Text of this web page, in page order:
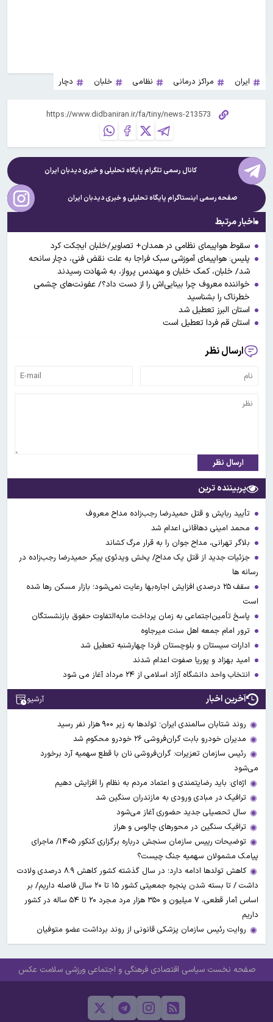
ایران مراکز درمانی نظامی خلبان دچار
کانال رسمی تلگرام پایگاه تحلیلی و خبریدیدبان ایران
صفحه رسمی اینستاگرام پایگاه تحلیلی و خبریدیدبان ایران
اخبار مرتبط
سقوط هواپیمای نظامی در همدان+ تصاویر/خلبان ایجکت کرد
پلیس: هواپیمای آموزشی سبک فراجا به علت نقض فنی، دچار سانحه
شد/ خلبان، کمک خلبان و مهندس پرواز، به شهادت رسیدند
خواننده معروف چرا بینایی‌اش را از دست داد؟/ عفونت‌های چشمی
خطرناک را بشناسید
استان البرز تعطیل شد
استان قم فردا تعطیل است
ارسال نظر
ارسال نظر
پربیننده ترین
تأیید ربایش و قتل حمیدرضا رجب‌زاده مداح معروف
محمد امینی دهاقانی اعدام شد
بلاگر تهرانی، مداح جوان را به قرار مرگ کشاند
جزئیات جدید از قتل یک مداح/ پخش ویدئوی پیکر حمیدرضا رجب‌زاده در
رسانه ها
سقف ۲۵ درصدی افزایش اجاره‌بها رعایت نمی‌شود؛ بازار مسکن رها شده
است
پاسخ تأمین‌اجتماعی به زمان پرداخت مابه‌التفاوت حقوق بازنشستگان
ترور امام جمعه اهل سنت میرجاوه
ادارات سیستان و بلوچستان فردا چهارشنبه تعطیل شد
امید بهزاد و پوریا صفوت اعدام شدند
انتخاب واحد دانشگاه آزاد اسلامی از ۲۴ مرداد آغاز می شود
آخرین اخبار آرشیو
روند شتابان سالمندی ایران؛ تولدها به زیر ۹۰۰ هزار نفر رسید
مدیران خودرو بابت گران‌فروشی ۲۶ خودرو محکوم شد
رئیس سازمان تعزیرات: گران‌فروشی نان با قطع سهمیه آرد برخورد
می‌شود
اژه‌ای: باید رضایتمندی و اعتماد مردم به نظام را افزایش دهیم
ترافیک در مبادی ورودی به مازندران سنگین شد
سال تحصیلی جدید حضوری آغاز می‌شود
ترافیک سنگین در محورهای چالوس و هراز
توضیحات رییس سازمان سنجش درباره برگزاری کنکور ۱۴۰۵/ ماجرای
پیامک مشمولان سهمیه جنگ چیست؟
کاهش تولدها ادامه دارد؛ در سال گذشته کشور کاهش ۸.۹ درصدی ولادت
داشت / تا بسته شدن پنجره جمعیتی کشور ۱۵ تا ۲۰ سال فاصله داریم/ بر
اساس آمار قطعی، ۷ میلیون و ۳۵۰ هزار مرد مجرد ۲۰ تا ۵۴ ساله در کشور
داریم
روایت رئیس سازمان پزشکی قانونی از روند برداشت عضو متوفیان
صفحه نخست سیاسی اقتصادی فرهنگی و اجتماعی ورزشی سلامت عکس